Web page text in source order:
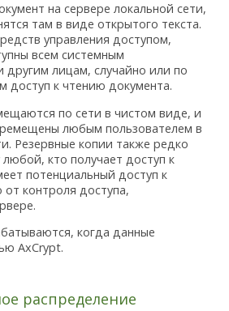
на сервере локальной сети,
там в виде открытого текста.
управления доступом,
всем системным
лицам, случайно или по
к чтению документа.
по сети в чистом виде, и
любым пользователем в
Резервные копии также редко
кто получает доступ к
потенциальный доступ к
контроля доступа,
когда данные
AxCrypt.
распределение